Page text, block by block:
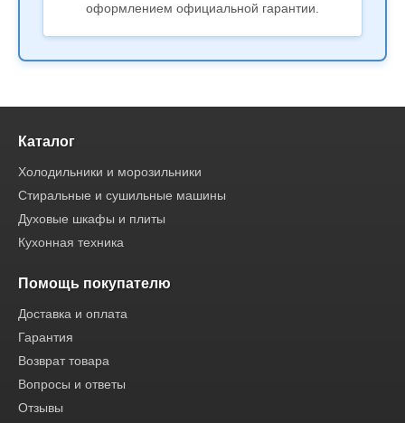
оформлением официальной гарантии.
Каталог
Холодильники и морозильники
Стиральные и сушильные машины
Духовые шкафы и плиты
Кухонная техника
Помощь покупателю
Доставка и оплата
Гарантия
Возврат товара
Вопросы и ответы
Отзывы